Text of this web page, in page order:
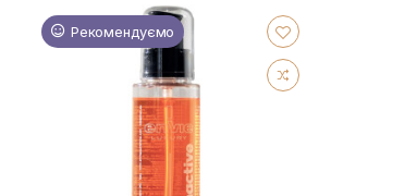
Рекомендуємо